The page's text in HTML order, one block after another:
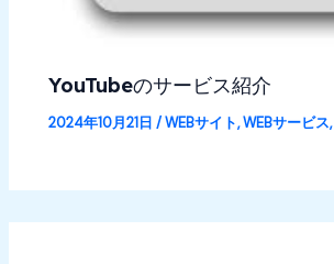
YouTubeのサービス紹介
2024年10月21日/WEBサイト,WEBサービス,